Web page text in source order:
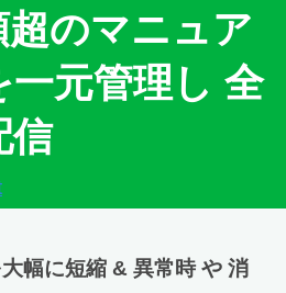
超のマニュア
一元管理し 全
信
幅に短縮 & 異常時 や 消